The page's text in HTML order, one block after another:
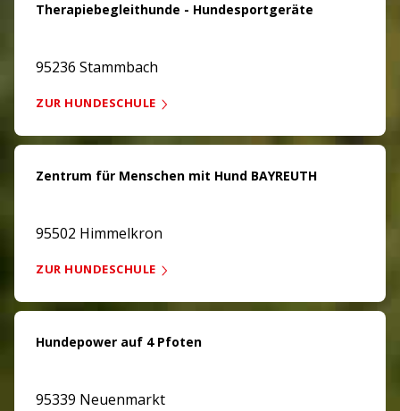
Therapiebegleithunde - Hundesportgeräte
95236 Stammbach
ZUR HUNDESCHULE
Zentrum für Menschen mit Hund BAYREUTH
95502 Himmelkron
ZUR HUNDESCHULE
Hundepower auf 4 Pfoten
95339 Neuenmarkt